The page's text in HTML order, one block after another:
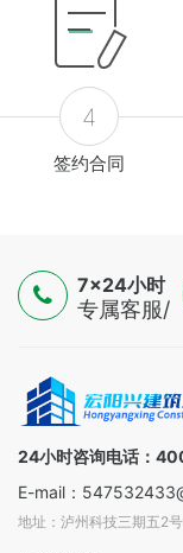
4
签约合同
7×24小时
服务
专属客服/
三线支持
24小时咨询电话：
E-mail：
地址：泸州科技三期五2